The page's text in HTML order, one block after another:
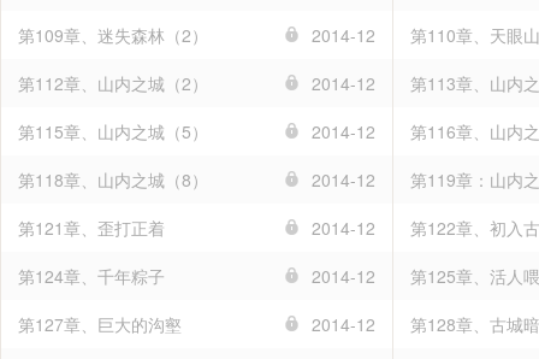
第109章、迷失森林（2）
2014-12
第110章、天眼
第112章、山内之城（2）
2014-12
第113章、山内
第115章、山内之城（5）
2014-12
第116章、山内
第118章、山内之城（8）
2014-12
第119章：山内
第121章、歪打正着
2014-12
第122章、初入
第124章、千年粽子
2014-12
第125章、活人
第127章、巨大的沟壑
2014-12
第128章、古城